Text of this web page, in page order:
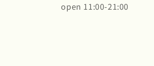
open 11:00-21:00